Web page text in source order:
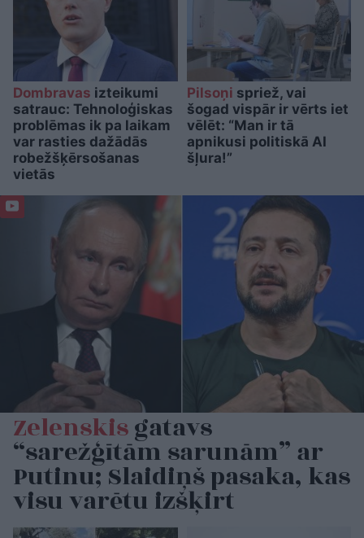
Dombravas izteikumi
satrauc: Tehnoloģiskas
problēmas ik pa laikam
var rasties dažādās
robežšķērsošanas
vietās
Pilsoņi spriež, vai
šogad vispār ir vērts iet
vēlēt: “Man ir tā
apnikusi politiskā AI
šļura!”
Zelenskisgatavs
“sarežģītām sarunām” ar
Putinu; Slaidiņš pasaka, kas
visu varētu izšķirt